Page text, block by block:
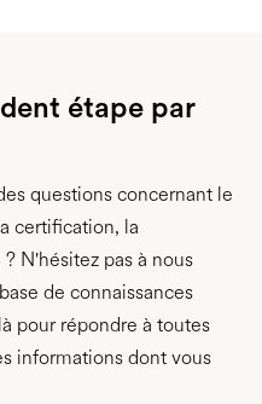
étape par
questions concernant le
certification, la
N'hésitez pas à nous
de connaissances
pour répondre à toutes
informations dont vous